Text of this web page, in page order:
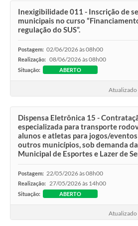
Inexigibilidade 011 - Inscrição de
municipais no curso
regulação do SUS”.
Postagem: 02/06/2026 às 08h00
Realização: 08/06/2026 às 08h00
Situação: ABERTO
Atualizado
Dispensa Eletrônica 15 -
especializada para transporte
alunos e atletas para jogos/
outros municípios, sob demanda
Municipal de Esportes e Lazer de
Postagem: 22/05/2026 às 08h00
Realização: 27/05/2026 às 14h00
Situação: ABERTO